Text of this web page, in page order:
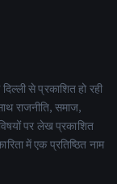
से प्रकाशित हो रही
राजनीति, समाज,
पर लेख प्रकाशित
में एक प्रतिष्ठित नाम